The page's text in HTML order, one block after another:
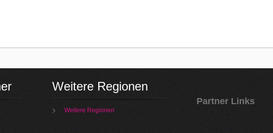
Weitere Regionen
Weitere Regionen
Partner Links